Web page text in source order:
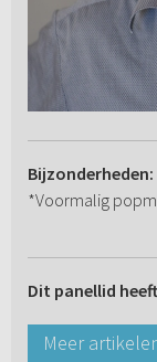
Bijzonderheden:
*Voormalig
Dit panellid
Meer